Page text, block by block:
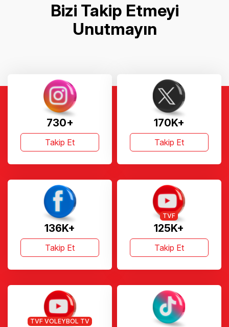
Bizi Takip Etmeyi
Unutmayın
730+
Takip Et
170K+
Takip Et
136K+
Takip Et
125K+
TVF
Takip Et
TVF VOLEYBOL TV